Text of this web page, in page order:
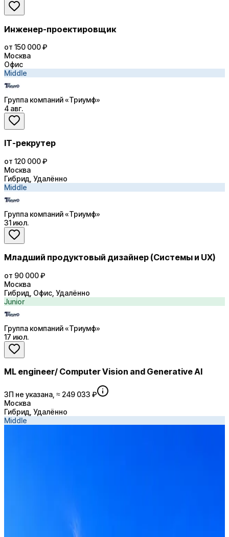
Инженер-проектировщик
от 150 000 ₽
Москва
Офис
Middle
Группа компаний «Триумф»
4 авг.
IT-рекрутер
от 120 000 ₽
Москва
Гибрид, Удалённо
Middle
Группа компаний «Триумф»
31 июл.
Младший продуктовый дизайнер (Системы и UX)
от 90 000 ₽
Москва
Гибрид, Офис, Удалённо
Junior
Группа компаний «Триумф»
17 июл.
ML engineer/ Computer Vision and Generative AI
ЗП не указана, ≈ 249 033 ₽
Москва
Гибрид, Удалённо
Middle